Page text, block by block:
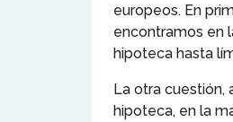
europeos. En
encontramos en
hipoteca hasta
La otra cuestión,
hipoteca, en la